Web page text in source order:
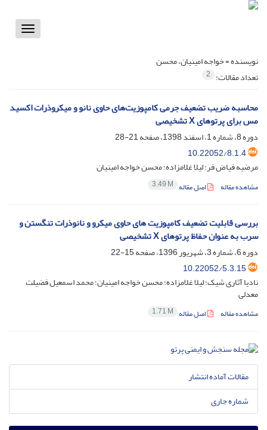
Toggle
نویسنده =خواجه امینیان، محسن
تعداد مقالات: 2
محاسبه ضریب تضعیف جرمی کامپوزیت‌های حاوی نانو و میکروذرات اکسید
مس برای پرتوهای X تشخیصی
دوره 8، شماره 1، اسفند 1398، صفحه
21-28
10.22052/8.1.4
مرضیه فیاض فر؛ لیلا غلامزاده؛ محسن خواجه امینیان
مشاهده مقاله اصل مقاله 3.49 M
بررسی قابلیت تضعیف کامپوزیت های حاوی میکرو و نانوذرات تنگستن و
سرب به عنوان حفاظ پرتوهای X تشخیصی
دوره 6، شماره 3، شهریور 1396، صفحه
15-22
10.22052/5.3.15
نادیا آثاری شیک؛ لیلا غلامزاده؛ محسن خواجه امینیان؛ محمد اسمعیل فضیلت
معدلی
مشاهده مقاله اصل مقاله 1.71 M
مقالات آماده انتشار
شماره جاری